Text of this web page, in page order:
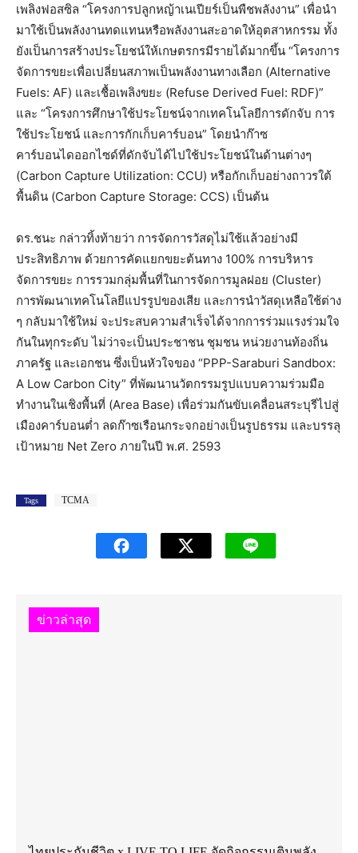
เพลิงฟอสซิล “โครงการปลูกหญ้าเนเปียร์เป็นพืชพลังงาน” เพื่อนำ
มาใช้เป็นพลังงานทดแทนหรือพลังงานสะอาดให้อุตสาหกรรม ทั้ง
ยังเป็นการสร้างประโยชน์ให้เกษตรกรมีรายได้มากขึ้น “โครงการ
จัดการขยะเพื่อเปลี่ยนสภาพเป็นพลังงานทางเลือก (Alternative
Fuels: AF) และเชื้อเพลิงขยะ (Refuse Derived Fuel: RDF)”
และ “โครงการศึกษาใช้ประโยชน์จากเทคโนโลยีการดักจับ การ
ใช้ประโยชน์ และการกักเก็บคาร์บอน” โดยนำก๊าซ
คาร์บอนไดออกไซด์ที่ดักจับได้ไปใช้ประโยชน์ในด้านต่างๆ
(Carbon Capture Utilization: CCU) หรือกักเก็บอย่างถาวรใต้
พื้นดิน (Carbon Capture Storage: CCS) เป็นต้น
ดร.ชนะ กล่าวทิ้งท้ายว่า การจัดการวัสดุไม่ใช้แล้วอย่างมี
ประสิทธิภาพ ด้วยการคัดแยกขยะต้นทาง 100% การบริหาร
จัดการขยะ การรวมกลุ่มพื้นที่ในการจัดการมูลฝอย (Cluster)
การพัฒนาเทคโนโลยีแปรรูปของเสีย และการนำวัสดุเหลือใช้ต่าง
ๆ กลับมาใช้ใหม่ จะประสบความสำเร็จได้จากการร่วมแรงร่วมใจ
กันในทุกระดับ ไม่ว่าจะเป็นประชาชน ชุมชน หน่วยงานท้องถิ่น
ภาครัฐ และเอกชน ซึ่งเป็นหัวใจของ “PPP-Saraburi Sandbox:
A Low Carbon City” ที่พัฒนานวัตกรรมรูปแบบความร่วมมือ
ทำงานในเชิงพื้นที่ (Area Base) เพื่อร่วมกันขับเคลื่อนสระบุรีไปสู่
เมืองคาร์บอนต่ำ ลดก๊าซเรือนกระจกอย่างเป็นรูปธรรม และบรรลุ
เป้าหมาย Net Zero ภายในปี พ.ศ. 2593
Tags TCMA
ข่าวล่าสุด